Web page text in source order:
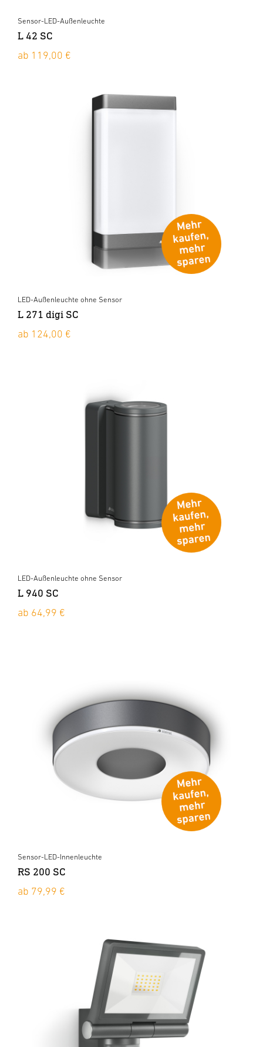
Sensor-LED-Außenleuchte
L 42 SC
ab 119,00 €
LED-Außenleuchte ohne Sensor
L 271 digi SC
ab 124,00 €
LED-Außenleuchte ohne Sensor
L 940 SC
ab 64,99 €
Sensor-LED-Innenleuchte
RS 200 SC
ab 79,99 €